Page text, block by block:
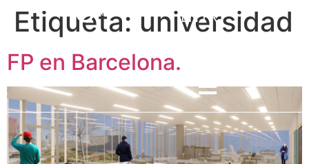
ENFR
ES
Etiqueta: universidad
FP en Barcelona.